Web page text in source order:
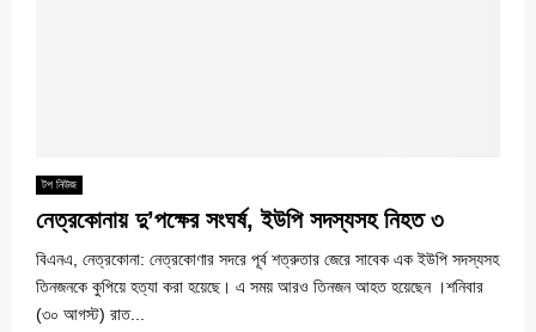
টপ নিউজ
নেত্রকোনায় দু’পক্ষের সংঘর্ষ, ইউপি সদস্যসহ নিহত ৩
বিএনএ, নেত্রকোনা: নেত্রকোণার সদরে পূর্ব শত্রুতার জেরে সাবেক এক ইউপি সদস্যসহ
তিনজনকে কুপিয়ে হত্যা করা হয়েছে। এ সময় আরও তিনজন আহত হয়েছেন ।শনিবার
(৩০ আগস্ট) রাত...